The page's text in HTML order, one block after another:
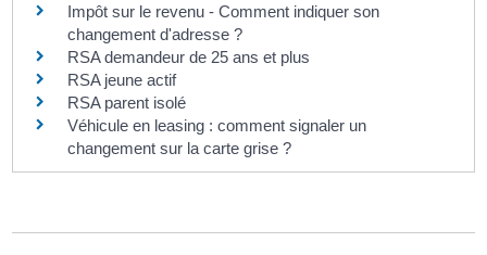
Impôt sur le revenu - Comment indiquer son
changement d'adresse ?
RSA demandeur de 25 ans et plus
RSA jeune actif
RSA parent isolé
Véhicule en leasing : comment signaler un
changement sur la carte grise ?